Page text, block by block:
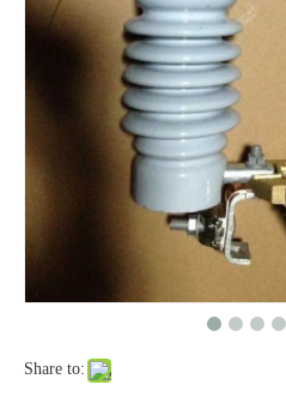
Share to: